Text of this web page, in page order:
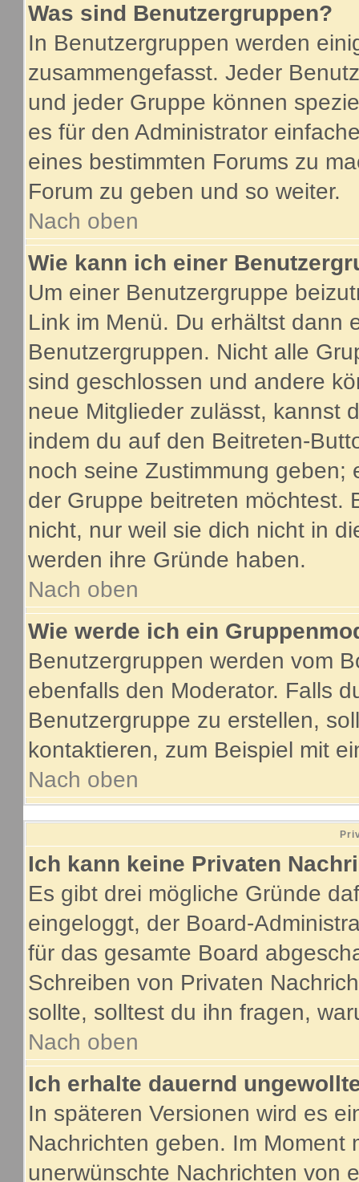
Was sind Benutzergruppen?
In Benutzergruppen werden
zusammengefasst. Jeder
und jeder Gruppe können
es für den Administrator
eines bestimmten Forums zu
Forum zu geben und so weiter.
Nach oben
Wie kann ich einer
Um einer Benutzergruppe
Link im Menü. Du erhältst dann
Benutzergruppen. Nicht alle
sind geschlossen und andere
neue Mitglieder zulässt, kannst
indem du auf den Beitreten-
noch seine Zustimmung geben;
der Gruppe beitreten möchtest.
nicht, nur weil sie dich nicht in
werden ihre Gründe haben.
Nach oben
Wie werde ich ein
Benutzergruppen werden vom
ebenfalls den Moderator. Falls
Benutzergruppe zu erstellen,
kontaktieren, zum Beispiel mit
Nach oben
Ich kann keine Privaten
Es gibt drei mögliche Gründe
eingeloggt, der Board-
für das gesamte Board
Schreiben von Privaten
sollte, solltest du ihn fragen,
Nach oben
Ich erhalte dauernd
In späteren Versionen wird es
Nachrichten geben. Im Moment
unerwünschte Nachrichten von